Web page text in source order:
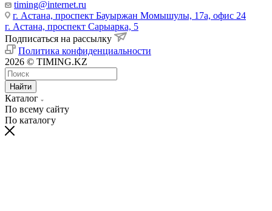
timing@internet.ru
г. Астана, проспект Бауыржан Момышулы, 17а, офис 24
г. Астана, проспект Сарыарка, 5
Подписаться на рассылку
Политика конфиденциальности
2026 © TIMING.KZ
Найти
Каталог
По всему сайту
По каталогу